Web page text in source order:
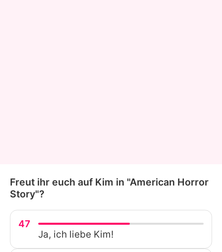
Freut ihr euch auf Kim in "American Horror
Story"?
47
Ja, ich liebe Kim!